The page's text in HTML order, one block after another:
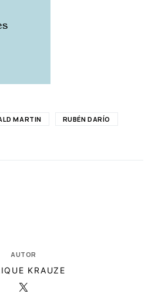
MARTIN RUBÉN DARÍO
AUTOR
KRAUZE